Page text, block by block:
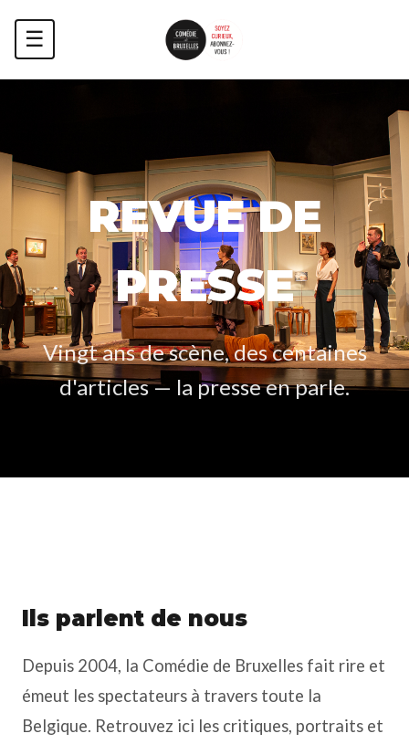
☰
REVUE DE
PRESSE
Vingt ans de scène, des centaines
d'articles — la presse en parle.
Ils parlent de nous
Depuis 2004, la Comédie de Bruxelles fait rire et
émeut les spectateurs à travers toute la
Belgique. Retrouvez ici les critiques, portraits et